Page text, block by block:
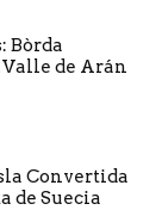
Bòrda
Valle de Arán
Convertida
de Suecia